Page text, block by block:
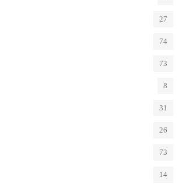
27
74
73
8
31
26
73
14